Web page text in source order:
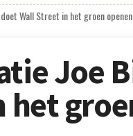
Wall Street in het groen openen
Joe
het